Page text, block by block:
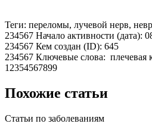
Теги: переломы, лучевой нерв,
234567 Начало активности (дата):
234567 Кем создан (ID): 645
234567 Ключевые слова: плечевая
12354567899
Похожие статьи
Статьи по заболеваниям